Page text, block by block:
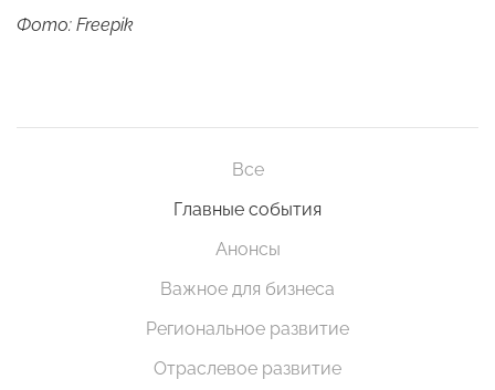
Фото: Freepik
Все
Главные события
Анонсы
Важное для бизнеса
Региональное развитие
Отраслевое развитие